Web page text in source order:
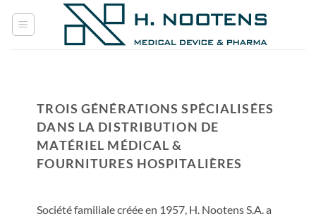
TROIS GÉNÉRATIONS SPÉCIALISÉES
DANS LA DISTRIBUTION DE
MATÉRIEL MÉDICAL &
FOURNITURES HOSPITALIÈRES
Société familiale créée en 1957, H. Nootens S.A. a